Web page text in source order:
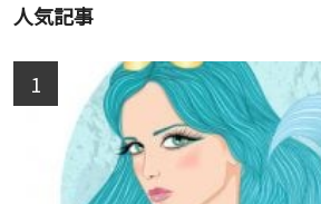
人気記事
1